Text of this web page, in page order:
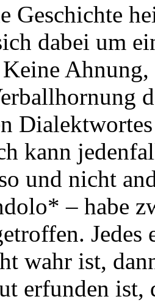
Geschichte
dabei um
kann
und nicht
– habe
wahr ist,
erfunden